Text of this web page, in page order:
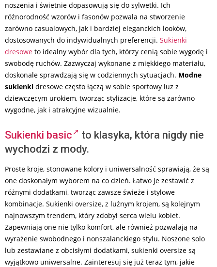
noszenia i świetnie dopasowują się do sylwetki. Ich
różnorodność wzorów i fasonów pozwala na stworzenie
zarówno casualowych, jak i bardziej eleganckich looków,
dostosowanych do indywidualnych preferencji. Sukienki
dresowe to idealny wybór dla tych, którzy cenią sobie wygodę i
swobodę ruchów. Zazwyczaj wykonane z miękkiego materiału,
doskonale sprawdzają się w codziennych sytuacjach. Modne
sukienki dresowe często łączą w sobie sportowy luz z
dziewczęcym urokiem, tworząc stylizacje, które są zarówno
wygodne, jak i atrakcyjne wizualnie.
Sukienki basic
to klasyka, która nigdy nie
wychodzi z mody.
Proste kroje, stonowane kolory i uniwersalność sprawiają, że są
one doskonałym wyborem na co dzień. Łatwo je zestawić z
różnymi dodatkami, tworząc zawsze świeże i stylowe
kombinacje. Sukienki oversize, z luźnym krojem, są kolejnym
najnowszym trendem, który zdobył serca wielu kobiet.
Zapewniają one nie tylko komfort, ale również pozwalają na
wyrażenie swobodnego i nonszalanckiego stylu. Noszone solo
lub zestawiane z obcisłymi dodatkami, sukienki oversize są
wyjątkowo uniwersalne. Zainteresuj się już teraz tym, jakie